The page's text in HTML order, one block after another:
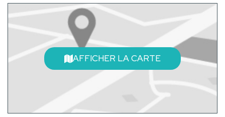
AFFICHER LA CARTE